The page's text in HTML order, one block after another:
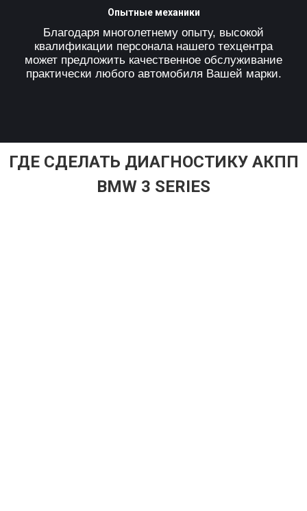
Опытные механики
Благодаря многолетнему опыту, высокой
квалификации персонала нашего техцентра
может предложить качественное обслуживание
практически любого автомобиля Вашей марки.
ГДЕ СДЕЛАТЬ ДИАГНОСТИКУ АКПП
BMW 3 SERIES